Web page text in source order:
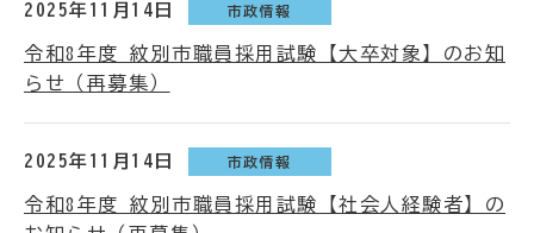
2025年11月14日 市政情報
令和8年度 紋別市職員採用試験【大卒対象】のお知
らせ（再募集）
2025年11月14日 市政情報
令和8年度 紋別市職員採用試験【社会人経験者】の